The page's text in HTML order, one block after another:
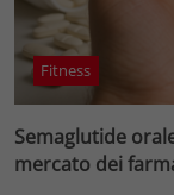
Fitness
Semaglutide
mercato dei